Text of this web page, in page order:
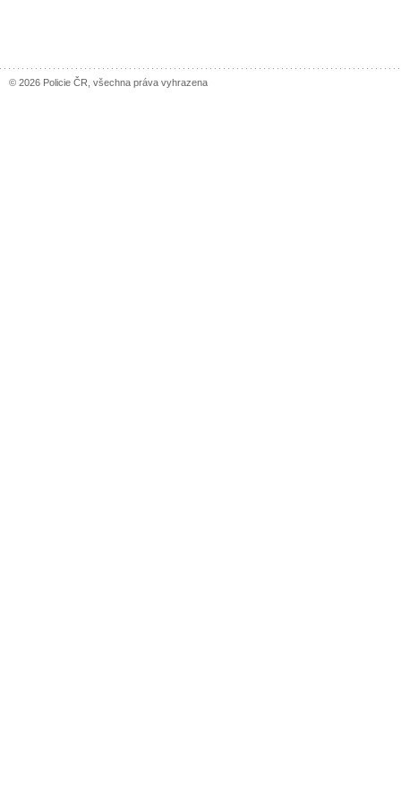
© 2026 Policie ČR, všechna práva vyhrazena